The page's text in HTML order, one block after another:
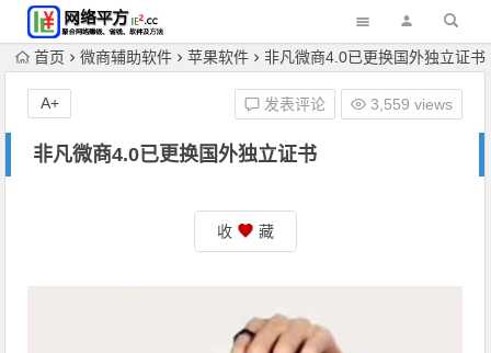
首页 微商辅助软件 苹果软件 非凡微商4.0已更换国外独立证书
非凡微商4.0已更换国外独立证书
发表评论 3,559 views
A+
收 藏